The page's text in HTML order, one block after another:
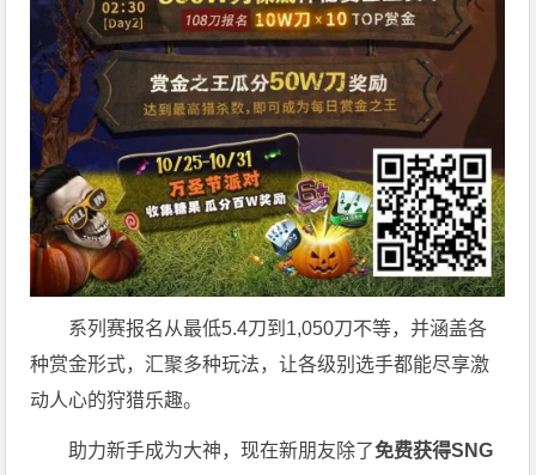
系列赛报名从最低5.4刀到1,050刀不等，并涵盖各
种赏金形式，汇聚多种玩法，让各级别选手都能尽享激
动人心的狩猎乐趣。
助力新手成为大神，现在新朋友除了免费获得SNG